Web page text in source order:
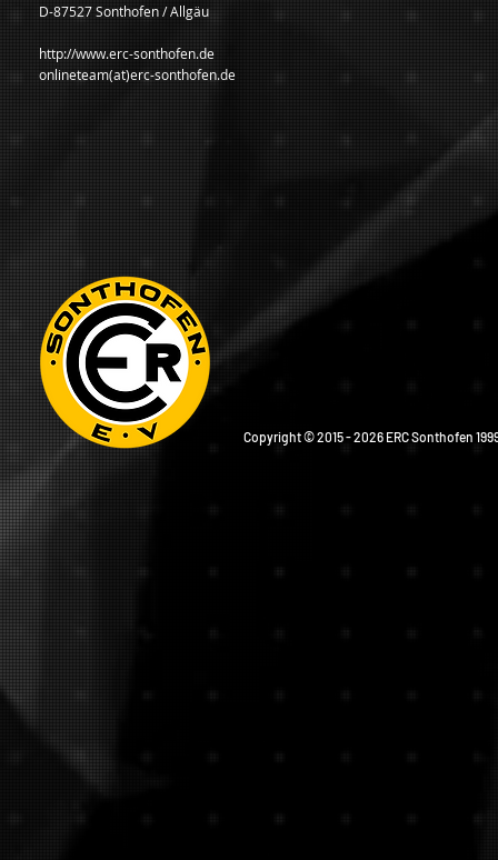
D-87527 Sonthofen / Allgäu
http://www.erc-sonthofen.de
onlineteam(at)erc-sonthofen.de
Copyright © 2015 - 2026 ERC Sonthofen